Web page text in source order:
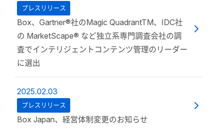
プレスリリース
Box、Gartner®社のMagic QuadrantTM、IDC社
の MarketScape® など独立系専門調査会社の調
査でインテリジェントコンテンツ管理のリーダー
に選出
2025.02.03
プレスリリース
Box Japan、経営体制変更のお知らせ